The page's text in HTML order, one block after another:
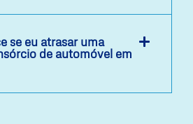
se eu atrasar uma
de automóvel em